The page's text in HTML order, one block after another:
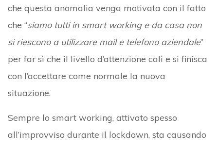
che questa anomalia venga motivata con il fatto
che “siamo tutti in smart working e da casa non
si riescono a utilizzare mail e telefono aziendale”
per far sì che il livello d’attenzione cali e si finisca
con l’accettare come normale la nuova
situazione.
Sempre lo smart working, attivato spesso
all’improvviso durante il lockdown, sta causando